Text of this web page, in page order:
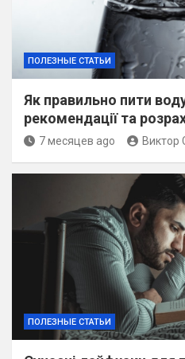
ПОЛЕЗНЫЕ СТАТЬИ
Як правильно пити
рекомендації та
7 месяцев ago Виктор
ПОЛЕЗНЫЕ СТАТЬИ